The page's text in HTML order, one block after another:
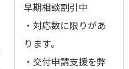
早期相談割引中
・対応数に限りがあ
ります。
・交付申請支援を弊